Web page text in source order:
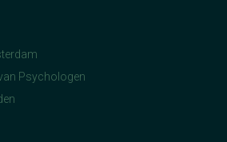
Psychologen